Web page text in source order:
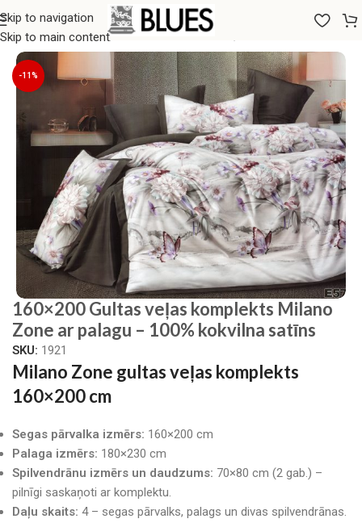
Skip to navigation
Skip to main content
Sākums/Gultas veļa/160x200 GULTAS VEĻAS KOMPLEKTI
-11%
160×200 Gultas veļas komplekts Milano
Zone ar palagu – 100% kokvilna satīns
SKU: 1921
Milano Zone gultas veļas komplekts
160×200 cm
Segas pārvalka izmērs: 160×200 cm
Palaga izmērs: 180×230 cm
Spilvendrānu izmērs un daudzums: 70×80 cm (2 gab.) –
pilnīgi saskaņoti ar komplektu.
Daļu skaits: 4 – segas pārvalks, palags un divas spilvendrānas.